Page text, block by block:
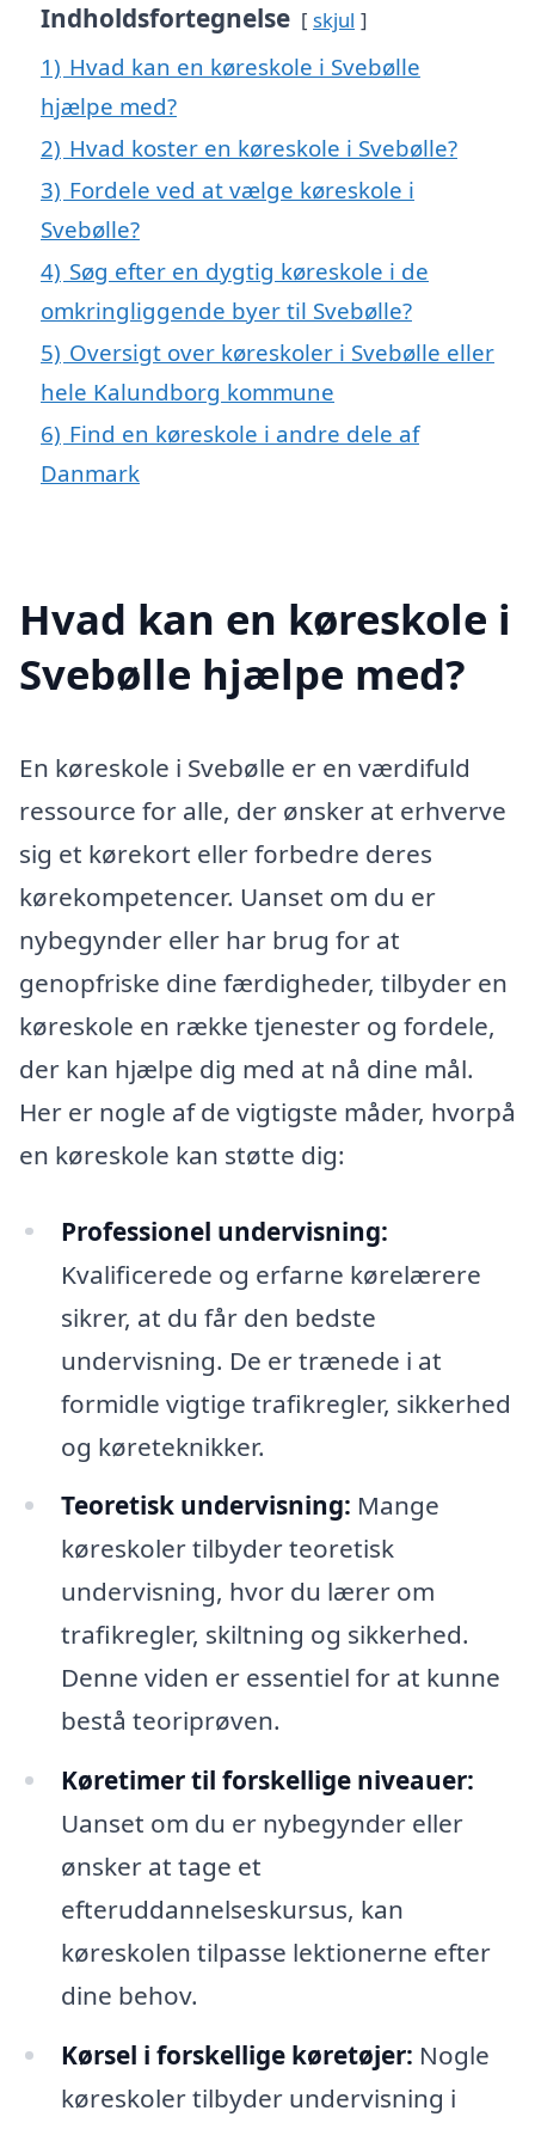
Indholdsfortegnelse skjul
1) Hvad kan en køreskole i Svebølle
hjælpe med?
2) Hvad koster en køreskole i Svebølle?
3) Fordele ved at vælge køreskole i
Svebølle?
4) Søg efter en dygtig køreskole i de
omkringliggende byer til Svebølle?
5) Oversigt over køreskoler i Svebølle eller
hele Kalundborg kommune
6) Find en køreskole i andre dele af
Danmark
Hvad kan en køreskole i
Svebølle hjælpe med?
En køreskole i Svebølle er en værdifuld
ressource for alle, der ønsker at erhverve
sig et kørekort eller forbedre deres
kørekompetencer. Uanset om du er
nybegynder eller har brug for at
genopfriske dine færdigheder, tilbyder en
køreskole en række tjenester og fordele,
der kan hjælpe dig med at nå dine mål.
Her er nogle af de vigtigste måder, hvorpå
en køreskole kan støtte dig:
Professionel undervisning:
Kvalificerede og erfarne kørelærere
sikrer, at du får den bedste
undervisning. De er trænede i at
formidle vigtige trafikregler, sikkerhed
og køreteknikker.
Teoretisk undervisning: Mange
køreskoler tilbyder teoretisk
undervisning, hvor du lærer om
trafikregler, skiltning og sikkerhed.
Denne viden er essentiel for at kunne
bestå teoriprøven.
Køretimer til forskellige niveauer:
Uanset om du er nybegynder eller
ønsker at tage et
efteruddannelseskursus, kan
køreskolen tilpasse lektionerne efter
dine behov.
Kørsel i forskellige køretøjer: Nogle
køreskoler tilbyder undervisning i